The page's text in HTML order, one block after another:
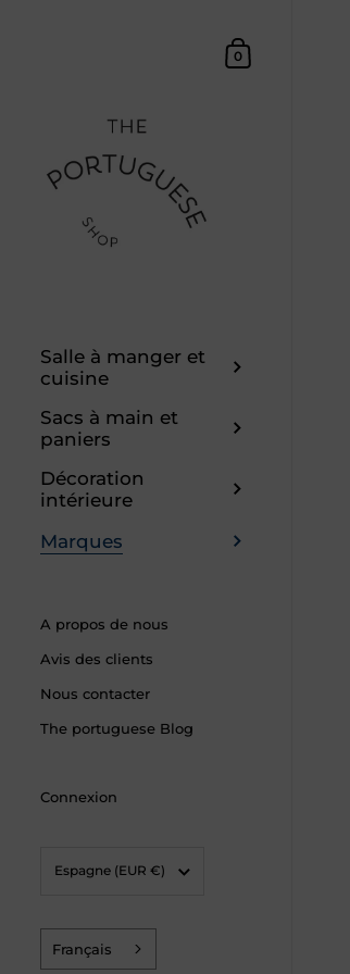
Panier d'achat
0
Salle à manger et
cuisine
Sacs à main et
paniers
Décoration
intérieure
Marques
A propos de nous
Avis des clients
Nous contacter
The portuguese Blog
Connexion
Espagne (EUR €)
Français